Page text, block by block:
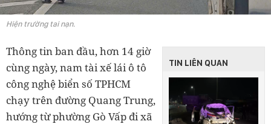
Hiện trường tai nạn.
TIN LIÊN QUAN
Thông tin ban đầu, hơn 14 giờ
cùng ngày, nam tài xế lái ô tô
công nghệ biển số TPHCM
chạy trên đường Quang Trung,
hướng từ phường Gò Vấp đi xã